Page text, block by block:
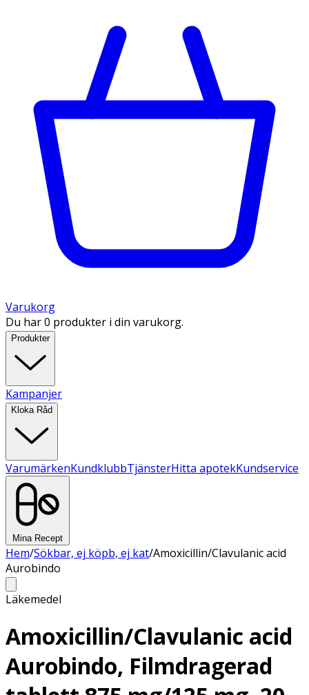
Varukorg
Du har 0 produkter i din varukorg.
Produkter
Kampanjer
Kloka Råd
VarumärkenKundklubbTjänsterHitta apotekKundservice
Mina Recept
Hem/Sökbar, ej köpb, ej kat/Amoxicillin/Clavulanic acid
Aurobindo
Läkemedel
Amoxicillin/Clavulanic acid
Aurobindo, Filmdragerad